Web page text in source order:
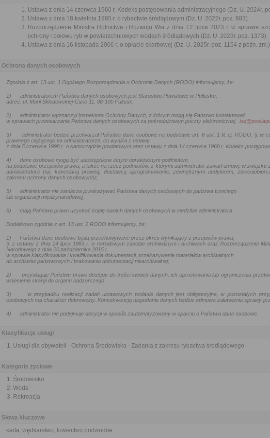
Ustawa z dnia 14 czerwca 1960 r. Kodeks postępowania administracyjnego (Dz. U. 2024r.
Ustawa z dnia 18 kwietnia 1985 r. o rybactwie śródlądowym (Dz. U. 2022r. poz. 883)
Rozporządzenie Ministra Rolnictwa i Rozwoju Wsi z dnia 12 lipca 2023 r. w sprawie
ochrony i połowu ryb w powierzchniowych wodach śródlądowych (Dz. U. 2023r. poz. 1373)
Ustawa z dnia 16 listopada 2006 r. o opłacie skarbowej (Dz. U. 2025r. poz. 1154 z późn. zm.)
Ochrona danych osobowych
Zgodnie z art. 13 ust. 1 Ogólnego Rozporządzenia o Ochronie Danych (RODO) informujemy, że:
1) administratorem Państwa danych osobowych jest Starostwo Powiatowe w Pułtusku,
adres: ul. Marii Skłodowskiej-Curie 11, 06-100 Pułtusk,
2) administrator wyznaczył Inspektora Ochrony Danych, z którym mogą się Państwo kontaktować
w sprawach przetwarzania Państwa danych osobowych za pośrednictwem poczty elektronicznej:
3) administrator będzie przetwarzał Państwa dane osobowe na podstawie art. 6 ust. 1 lit. c) RODO, tj.w
prawnego ciążącego na administratorze, co wynika z ustawy
z dnia 5 czerwca 1998 r. o samorządzie powiatowym oraz ustawy z dnia 14 czerwca 1960 r. Kodeks
4) dane osobowe mogą być udostępnione innym uprawnionym podmiotom,
na podstawie przepisów prawa, a także na rzecz podmiotów, z którymi administrator zawarł umowę w związku
administratora (np. kancelarią prawną, dostawcą oprogramowania, zewnętrznym audytorem,
zakresu ochrony danych osobowych);
5) administrator nie zamierza przekazywać Państwa danych osobowych do państwa trzeciego
lub organizacji międzynarodowej;
6) mają Państwo prawo uzyskać kopię swoich danych osobowych w siedzibie administratora.
Dodatkowo zgodnie z art. 13 ust. 2 RODO informujemy, że:
1) Państwa dane osobowe będą przechowywane przez okres wynikający z przepisów prawa,
tj. z ustawy z dnia 14 lipca 1983 r. o narodowym zasobie archiwalnym i archiwach oraz Rozporządzenia
Narodowego z dnia 20 października 2015 r.
w sprawie klasyfikowania i kwalifikowania dokumentacji, przekazywania materiałów archiwalnych
do archiwów państwowych i brakowania dokumentacji niearchiwalnej;
2) przysługuje Państwu prawo dostępu do treści swoich danych, ich sprostowania lub ograniczenia
wniesienia skargi do organu nadzorczego;
3) w przypadku realizacji zadań ustawowych podanie danych jest obligatoryjne, w pozostałych
osobowych ma charakter dobrowolny. Konsekwencją niepodania danych będzie odmowa załatwienia sprawy
4) administrator nie podejmuje decyzji w sposób zautomatyzowany w oparciu o Państwa dane osobowe.
Klasyfikacje usługi
Usługi dla obywateli - Ochrona Środowiska - Zadania z zakresu rybactwa śródlądowego
Kategorie życiowe
Środowisko
Woda
Rekreacja
Słowa kluczowe
karta, wędkarstwo, łowiectwo podwodne